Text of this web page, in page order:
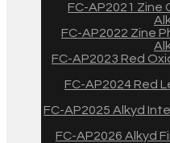
FC-AP2021 Zine
FC-AP2022 Zine
FC-AP2023 Red
FC-AP2024 Red
FC-AP2025 Alkyd
FC-AP2026 Alkyd